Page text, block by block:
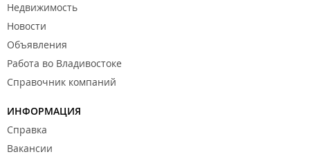
Недвижимость
Новости
Объявления
Работа во Владивостоке
Справочник компаний
ИНФОРМАЦИЯ
Справка
Вакансии